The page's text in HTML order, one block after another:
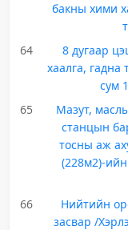
бакны хими
64
8 дугаар
хаалга,
сум
65
Мазут,
станцын
тосны аж
(228м2)-
66
Нийтийн
засвар /